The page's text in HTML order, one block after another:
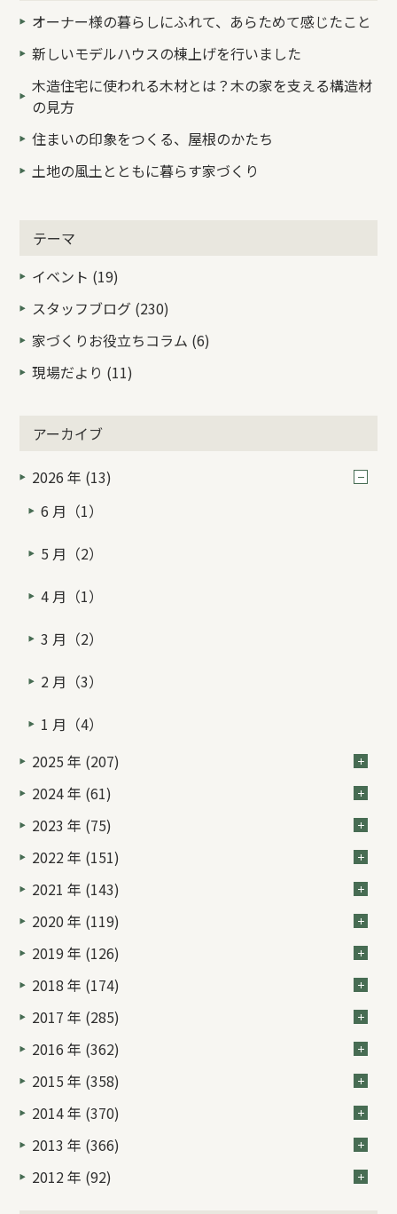
オーナー様の暮らしにふれて、あらためて感じたこと
新しいモデルハウスの棟上げを行いました
木造住宅に使われる木材とは？木の家を支える構造材
の見方
住まいの印象をつくる、屋根のかたち
土地の風土とともに暮らす家づくり
テーマ
イベント (19)
スタッフブログ (230)
家づくりお役立ちコラム (6)
現場だより (11)
アーカイブ
2026 年 (13)
6 月（1）
5 月（2）
4 月（1）
3 月（2）
2 月（3）
1 月（4）
2025 年 (207)
2024 年 (61)
2023 年 (75)
2022 年 (151)
2021 年 (143)
2020 年 (119)
2019 年 (126)
2018 年 (174)
2017 年 (285)
2016 年 (362)
2015 年 (358)
2014 年 (370)
2013 年 (366)
2012 年 (92)